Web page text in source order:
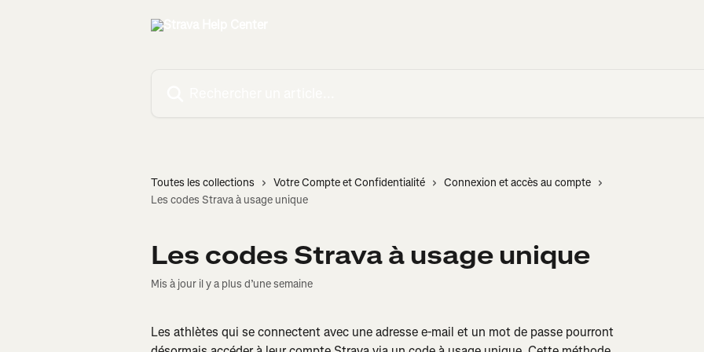
Toutes les collections Votre Compte et Confidentialité
Connexion et accès au compte
Les codes Strava à usage unique
Les codes Strava à usage unique
Mis à jour il y a plus d’une semaine
Les athlètes qui se connectent avec une adresse e-mail et un mot de passe pourront